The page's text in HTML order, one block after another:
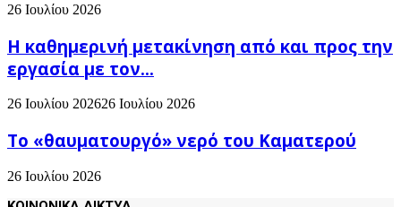
26 Ιουλίου 2026
H καθημερινή μετακίνηση από και προς την
εργασία με τον...
26 Ιουλίου 202626 Ιουλίου 2026
Το «θαυματουργό» νερό του Καματερού
26 Ιουλίου 2026